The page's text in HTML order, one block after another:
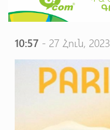
10:57 - 27 Հուն, 2023